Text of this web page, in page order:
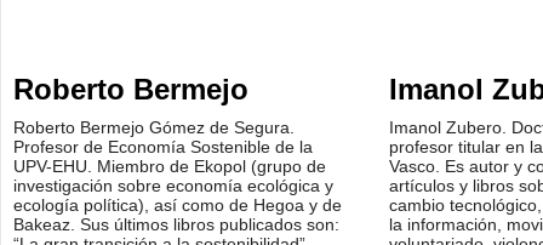
Roberto Bermejo
Roberto Bermejo Gómez de Segura.
Profesor de Economía Sostenible de la
UPV-EHU. Miembro de Ekopol (grupo de
investigación sobre economía ecológica y
ecología política), así como de Hegoa y de
Bakeaz. Sus últimos libros publicados son:
Imanol
Imanol Zubero.
profesor titular en
Vasco. Es autor y
artículos y libros
cambio
la información,